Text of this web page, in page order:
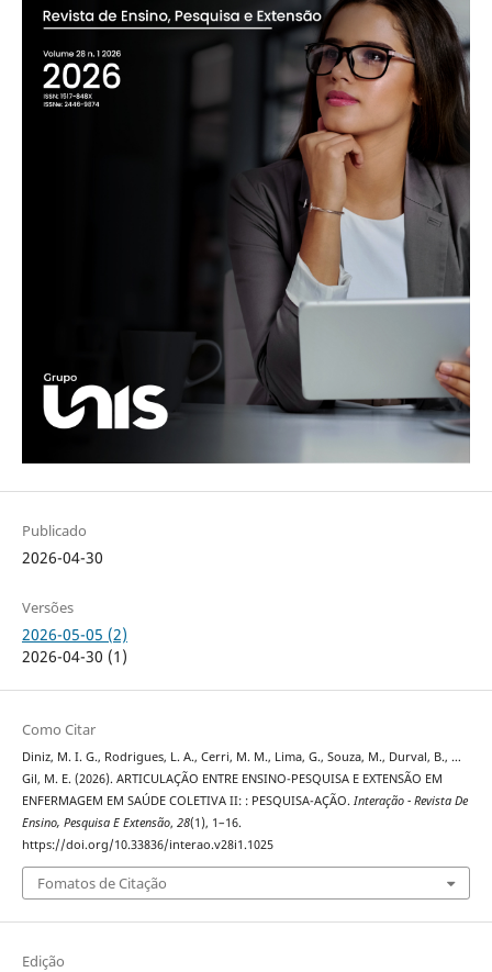
Publicado
2026-04-30
Versões
2026-05-05 (2)
2026-04-30 (1)
Como Citar
Diniz, M. I. G., Rodrigues, L. A., Cerri, M. M., Lima, G., Souza, M., Durval, B., …
Gil, M. E. (2026). ARTICULAÇÃO ENTRE ENSINO-PESQUISA E EXTENSÃO EM
ENFERMAGEM EM SAÚDE COLETIVA II: : PESQUISA-AÇÃO. Interação - Revista De
Ensino, Pesquisa E Extensão, 28(1), 1–16.
https://doi.org/10.33836/interao.v28i1.1025
Fomatos de Citação
Edição